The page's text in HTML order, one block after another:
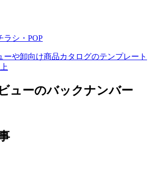
ラシ・POP
ーや卸向け商品カタログのテンプレート
ューのバックナンバー